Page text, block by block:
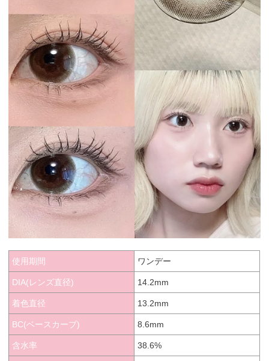
使用期間 ワンデー
DIA(レンズ直径) 14.2mm
着色直径 13.2mm
BC(ベースカーブ) 8.6mm
含水率 38.6%